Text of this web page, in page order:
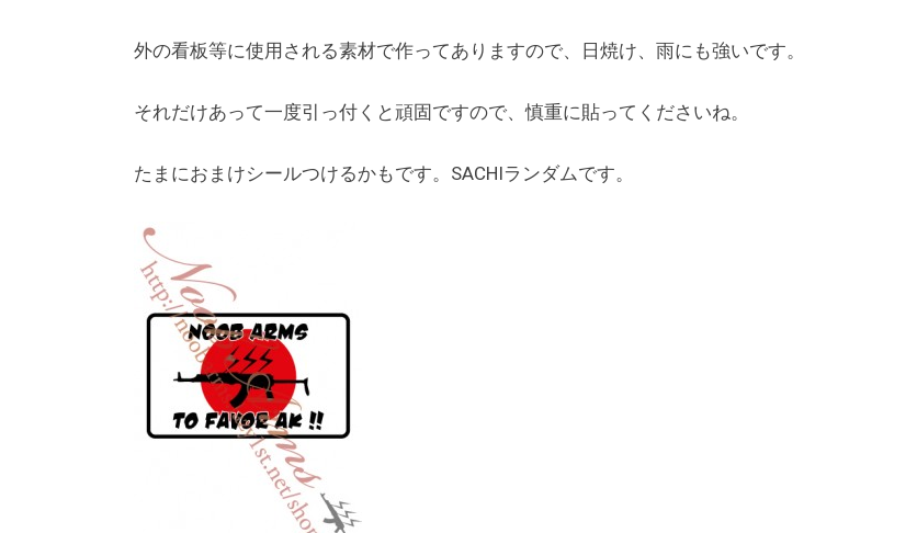
外の看板等に使用される素材で作ってありますので、日焼け、雨にも強いです。
それだけあって一度引っ付くと頑固ですので、慎重に貼ってくださいね。
たまにおまけシールつけるかもです。SACHIランダムです。